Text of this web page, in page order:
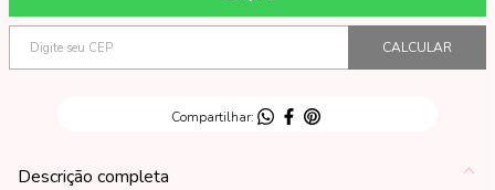
Descrição completa